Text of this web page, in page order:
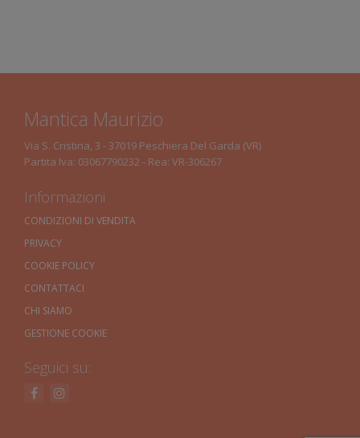
Mantica Maurizio
Via S. Cristina, 3 - 37019 Peschiera Del Garda (VR)
Partita Iva: 03067790232 - Rea: VR-306267
Informazioni
CONDIZIONI DI VENDITA
PRIVACY
COOKIE POLICY
CONTATTACI
CHI SIAMO
GESTIONE COOKIE
Seguici su: